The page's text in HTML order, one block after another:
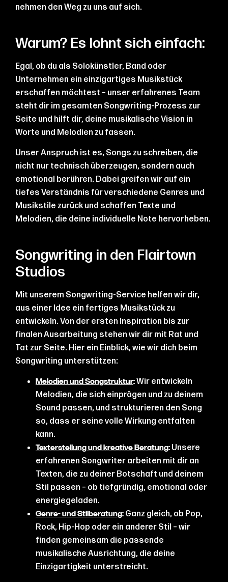
nehmen den Weg zu uns auf sich.
Warum? Es lohnt sich einfach:
Egal, ob du als Solokünstler, Band oder
Unternehmen ein einzigartiges Musikstück
erschaffen möchtest – unser erfahrenes Team
steht dir im gesamten Songwriting-Prozess zur
Seite und hilft dir, deine musikalische Vision in
Worte und Melodien zu fassen.
Unser Anspruch ist es, Songs zu schreiben, die
nicht nur technisch überzeugen, sondern auch
emotional berühren. Dabei greifen wir auf ein
tiefes Verständnis für verschiedene Genres und
Musikstile zurück und schaffen Texte und
Melodien, die deine individuelle Note hervorheben.
Songwriting in den Flairtown
Studios
Mit unserem Songwriting-Service helfen wir dir,
aus einer Idee ein fertiges Musikstück zu
entwickeln. Von der ersten Inspiration bis zur
finalen Ausarbeitung stehen wir dir mit Rat und
Tat zur Seite. Hier ein Einblick, wie wir dich beim
Songwriting unterstützen:
Melodien und Songstruktur:Wir entwickeln
Melodien, die sich einprägen und zu deinem
Sound passen, und strukturieren den Song
so, dass er seine volle Wirkung entfalten
kann.
Texterstellung und kreative Beratung: Unsere
erfahrenen Songwriter arbeiten mit dir an
Texten, die zu deiner Botschaft und deinem
Stil passen – ob tiefgründig, emotional oder
energiegeladen.
Genre- und Stilberatung: Ganz gleich, ob Pop,
Rock, Hip-Hop oder ein anderer Stil – wir
finden gemeinsam die passende
musikalische Ausrichtung, die deine
Einzigartigkeit unterstreicht.